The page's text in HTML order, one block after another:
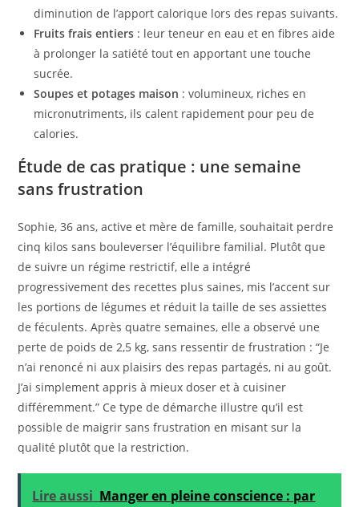
diminution de l’apport calorique lors des repas suivants.
Fruits frais entiers : leur teneur en eau et en fibres aide
à prolonger la satiété tout en apportant une touche
sucrée.
Soupes et potages maison : volumineux, riches en
micronutriments, ils calent rapidement pour peu de
calories.
Étude de cas pratique : une semaine
sans frustration
Sophie, 36 ans, active et mère de famille, souhaitait perdre
cinq kilos sans bouleverser l’équilibre familial. Plutôt que
de suivre un régime restrictif, elle a intégré
progressivement des recettes plus saines, mis l’accent sur
les portions de légumes et réduit la taille de ses assiettes
de féculents. Après quatre semaines, elle a observé une
perte de poids de 2,5 kg, sans ressentir de frustration : “Je
n’ai renoncé ni aux plaisirs des repas partagés, ni au goût.
J’ai simplement appris à mieux doser et à cuisiner
différemment.” Ce type de démarche illustre qu’il est
possible de maigrir sans frustration en misant sur la
qualité plutôt que la restriction.
Lire aussi Manger en pleine conscience : par